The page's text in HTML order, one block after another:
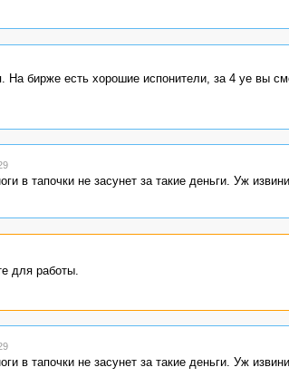
бирже есть хорошие испонители, за 4 уе вы
в тапочки не засунет за такие деньги. Уж
для работы.
в тапочки не засунет за такие деньги. Уж